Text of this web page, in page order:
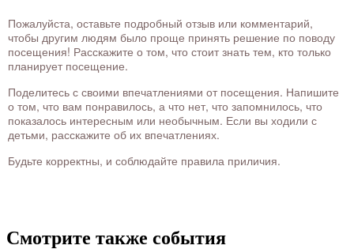
Пожалуйста, оставьте подробный отзыв или комментарий,
чтобы другим людям было проще принять решение по поводу
посещения! Расскажите о том, что стоит знать тем, кто только
планирует посещение.
Поделитесь с своими впечатлениями от посещения. Напишите
о том, что вам понравилось, а что нет, что запомнилось, что
показалось интересным или необычным. Если вы ходили с
детьми, расскажите об их впечатлениях.
Будьте корректны, и соблюдайте правила приличия.
Смотрите также события